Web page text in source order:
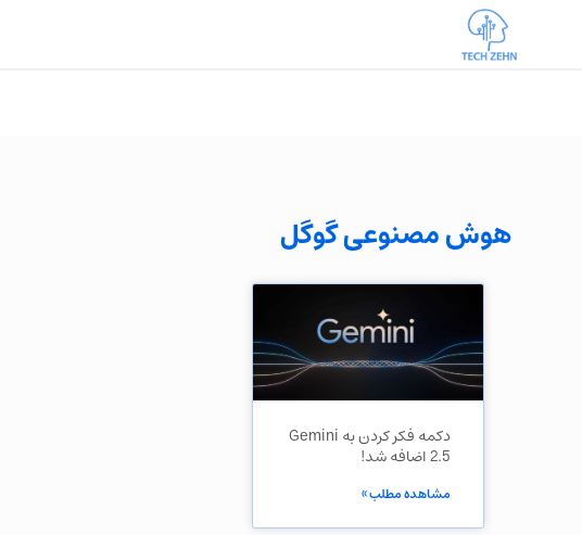
هوش مصنوعی گوگل
دکمه فکر کردن به Gemini
2.5 اضافه شد!
مشاهده مطلب »